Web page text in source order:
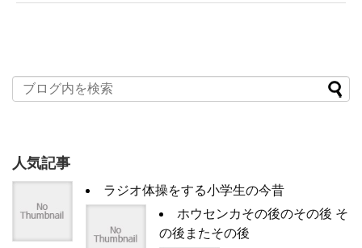
人気記事
ラジオ体操をする小学生の今昔
ホウセンカその後のその後 そ
の後またその後